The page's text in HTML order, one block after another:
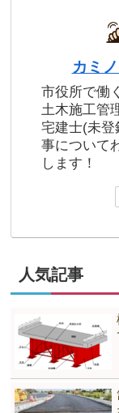
カミ
市役所で働
土木施工管
宅建士(未登
事について
します！
人気記事